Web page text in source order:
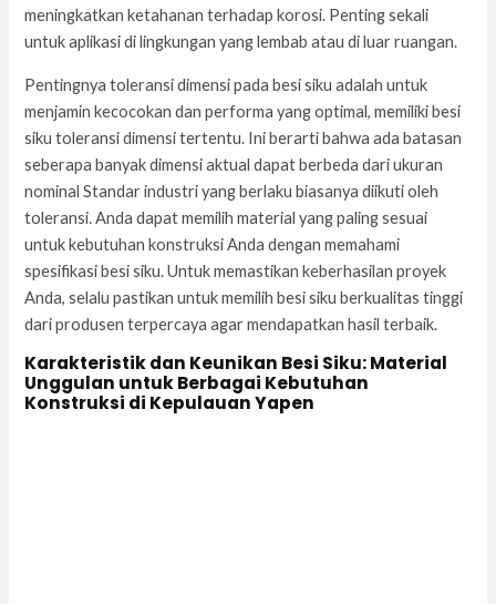
meningkatkan ketahanan terhadap korosi. Penting sekali
untuk aplikasi di lingkungan yang lembab atau di luar ruangan.
Pentingnya toleransi dimensi pada besi siku adalah untuk
menjamin kecocokan dan performa yang optimal, memiliki besi
siku toleransi dimensi tertentu. Ini berarti bahwa ada batasan
seberapa banyak dimensi aktual dapat berbeda dari ukuran
nominal Standar industri yang berlaku biasanya diikuti oleh
toleransi. Anda dapat memilih material yang paling sesuai
untuk kebutuhan konstruksi Anda dengan memahami
spesifikasi besi siku. Untuk memastikan keberhasilan proyek
Anda, selalu pastikan untuk memilih besi siku berkualitas tinggi
dari produsen terpercaya agar mendapatkan hasil terbaik.
Karakteristik dan Keunikan Besi Siku: Material
Unggulan untuk Berbagai Kebutuhan
Konstruksi di Kepulauan Yapen